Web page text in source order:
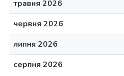
травня 2026
червня 2026
липня 2026
серпня 2026